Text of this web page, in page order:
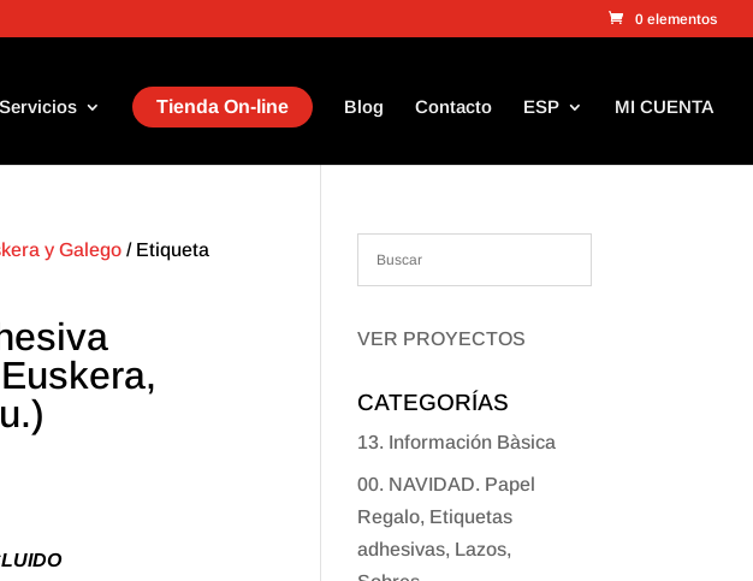
0 elementos
Tienda On-line Blog Contacto ESP MI CUENTA
y Galego / Etiqueta
VER PROYECTOS
CATEGORÍAS
13. Información Bàsica
00. NAVIDAD. Papel
Regalo, Etiquetas
adhesivas, Lazos,